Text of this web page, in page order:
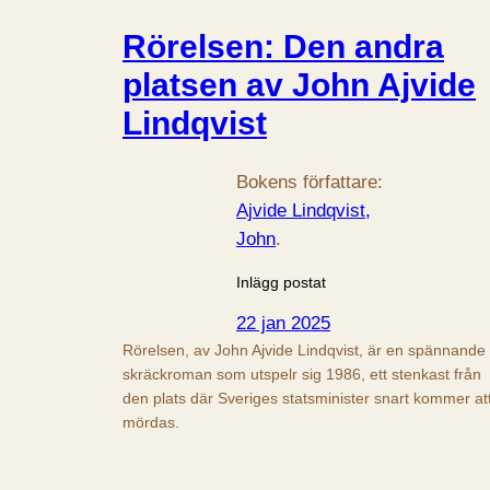
Rörelsen: Den andra
platsen av John Ajvide
Lindqvist
Bokens författare:
Ajvide Lindqvist,
John.
Inlägg postat
22 jan 2025
Rörelsen, av John Ajvide Lindqvist, är en spännande
skräckroman som utspelr sig 1986, ett stenkast från
den plats där Sveriges statsminister snart kommer
mördas.